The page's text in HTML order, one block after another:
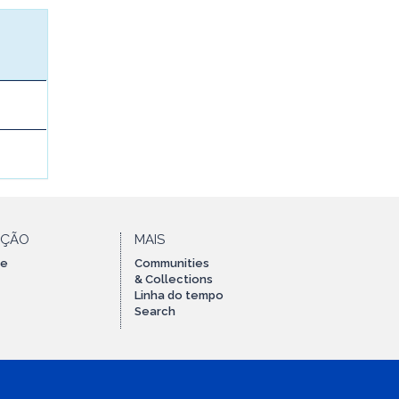
MAIS
Communities
& Collections
Linha do tempo
Search